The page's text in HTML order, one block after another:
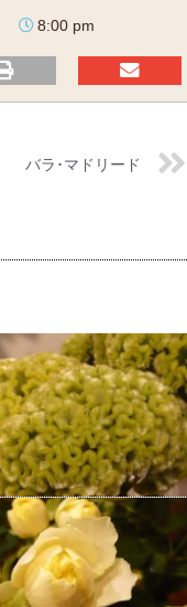
8:00 pm
バラ･マドリード